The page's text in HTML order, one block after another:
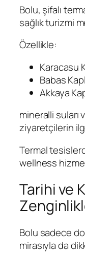
Bolu, şifalı
sağlık turizmi
Özellikle:
Karacasu
Babas
Akkaya
mineralli suları
ziyaretçilerin
Termal
wellness
Tarihi ve
Bolu sadece
mirasıyla da